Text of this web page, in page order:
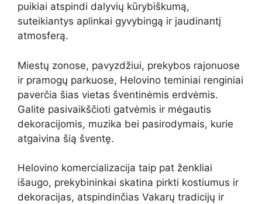
puikiai atspindi dalyvių kūrybiškumą,
suteikiantys aplinkai gyvybingą ir jaudinantį
atmosferą.
Miestų zonose, pavyzdžiui, prekybos rajonuose
ir pramogų parkuose, Helovino teminiai renginiai
paverčia šias vietas šventinėmis erdvėmis.
Galite pasivaikščioti gatvėmis ir mėgautis
dekoracijomis, muzika bei pasirodymais, kurie
atgaivina šią šventę.
Helovino komercializacija taip pat ženkliai
išaugo, prekybininkai skatina pirkti kostiumus ir
dekoracijas, atspindinčias Vakarų tradicijų ir